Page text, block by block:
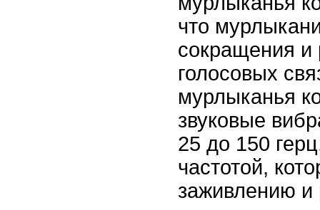
что
сокращения
голосовых
мурлыканья
звуковые
25 до 150
частотой,
заживлению и